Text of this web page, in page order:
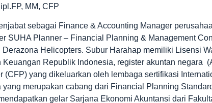
MM, CFP
sebagai Finance & Accounting Manager
SUHA Planner – Financial Planning & Management
Helicopters. Subur Harahap memiliki Lisensi
Keuangan Republik Indonesia, register akuntan negara
(CFP) yang dikeluarkan oleh lembaga sertifikasi
merupakan cabang dari Financial Planning
gelar Sarjana Ekonomi Akuntansi dari